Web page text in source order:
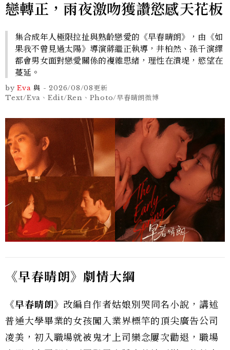
戀轉正，雨夜激吻獲讚慾感天花板
集合成年人極限拉扯與熟齡戀愛的《早春晴朗》，由《如
果我不曾見過太陽》導演蔣繼正執導，井柏然、孫千演繹
都會男女面對戀愛關係的複雜思緒，理性在潰堤，慾望在
蔓延。
by Eva 與 -2026/08/08更新
Text/Eva、Edit/Ren、Photo/早春晴朗微博
《早春晴朗》劇情大綱
《早春晴朗》 改編自作者姑娘別哭同名小說，講述
普通大學畢業的女孩闖入業界標竿的頂尖廣告公司
凌美，初入職場就被鬼才上司欒念屢次勸退，職場